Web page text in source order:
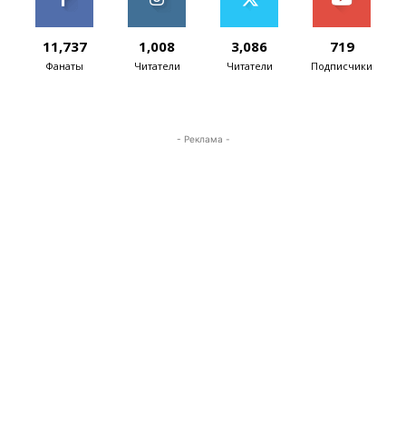
11,737
Фанаты
1,008
Читатели
3,086
Читатели
719
Подписчики
- Реклама -